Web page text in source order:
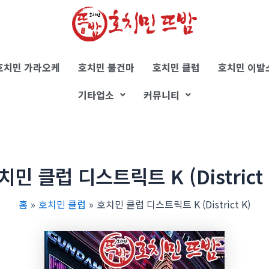
치민 가라오케 호치민 불건마 호치민 클럽
호치민 이발
기타업소
커뮤니티
민 클럽 디스트릭트 K
홈 호치민 클럽 호치민 클럽 디스트릭트 K (District K)